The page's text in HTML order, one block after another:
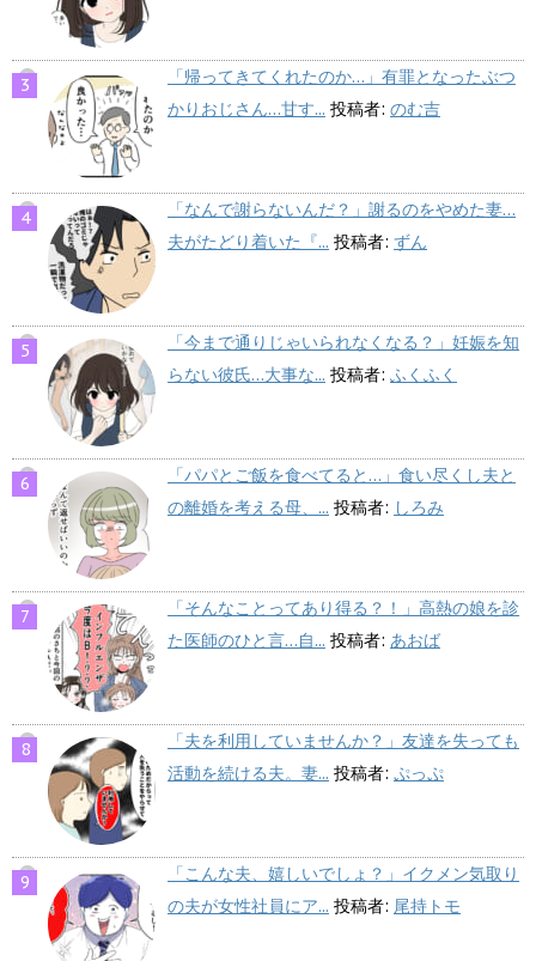
「帰ってきてくれたのか…」有罪となったぶつ
かりおじさん…甘す... 投稿者: のむ吉
「なんで謝らないんだ？」謝るのをやめた妻…
夫がたどり着いた『... 投稿者: ずん
「今まで通りじゃいられなくなる？」妊娠を知
らない彼氏…大事な... 投稿者: ふくふく
「パパとご飯を食べてると…」食い尽くし夫と
の離婚を考える母、... 投稿者: しろみ
「そんなことってあり得る？！」高熱の娘を診
た医師のひと言…自... 投稿者: あおば
「夫を利用していませんか？」友達を失っても
活動を続ける夫。妻... 投稿者: ぷっぷ
「こんな夫、嬉しいでしょ？」イクメン気取り
の夫が女性社員にア... 投稿者: 尾持トモ